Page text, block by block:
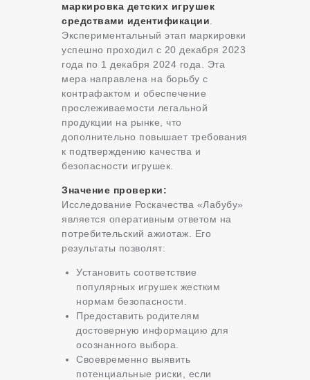
маркировка детских игрушек
средствами идентификации
Экспериментальный этап маркировки
успешно проходил с 20 декабря 2023
года по 1 декабря 2024 года. Эта
мера направлена на борьбу с
контрафактом и обеспечение
прослеживаемости легальной
продукции на рынке, что
дополнительно повышает требования
к подтверждению качества и
безопасности игрушек.
Значение проверки:
Исследование Роскачества «Лабубу»
является оперативным ответом на
потребительский ажиотаж. Его
результаты позволят:
Установить соответствие
популярных игрушек жестким
нормам безопасности.
Предоставить родителям
достоверную информацию для
осознанного выбора.
Своевременно выявить
потенциальные риски, если